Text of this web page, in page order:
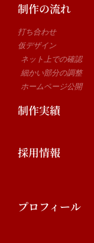
制作の流れ
打ち合わせ
仮デザイン
ネット上での確認
細かい部分の調整
ホームページ公開
制作実績
採用情報
プロフィール